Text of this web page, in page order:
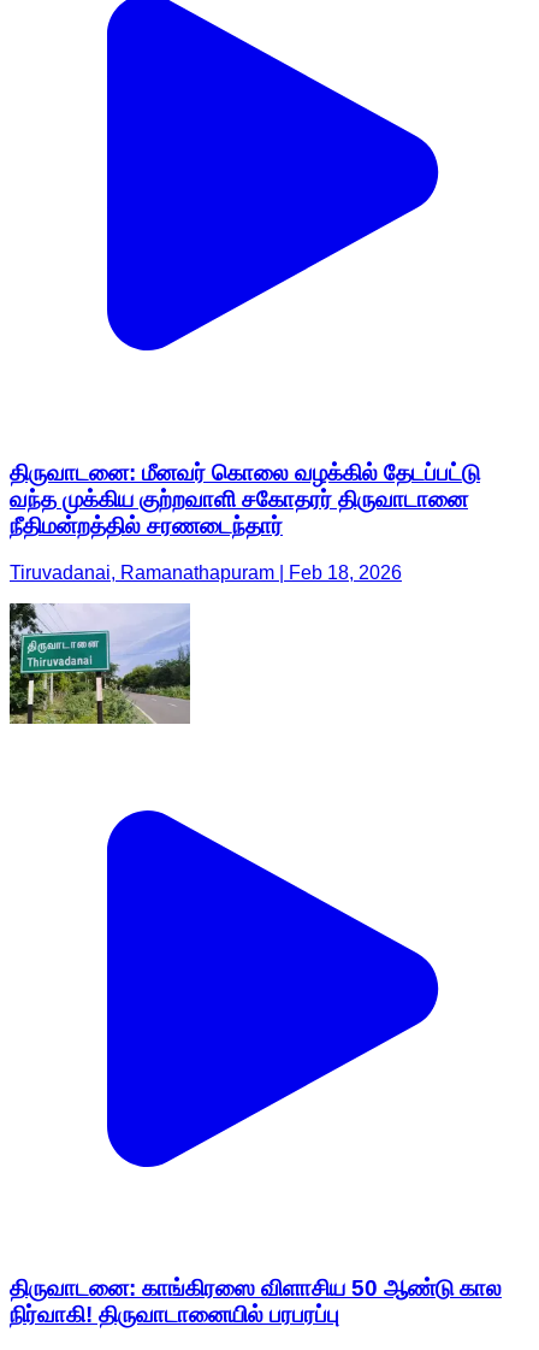
திருவாடனை: மீனவர் கொலை வழக்கில் தேடப்பட்டு
வந்த முக்கிய குற்றவாளி சகோதரர் திருவாடானை
நீதிமன்றத்தில் சரணடைந்தார்
Tiruvadanai, Ramanathapuram | Feb 18, 2026
திருவாடனை: காங்கிரஸை விளாசிய 50 ஆண்டு கால
நிர்வாகி! திருவாடானையில் பரபரப்பு